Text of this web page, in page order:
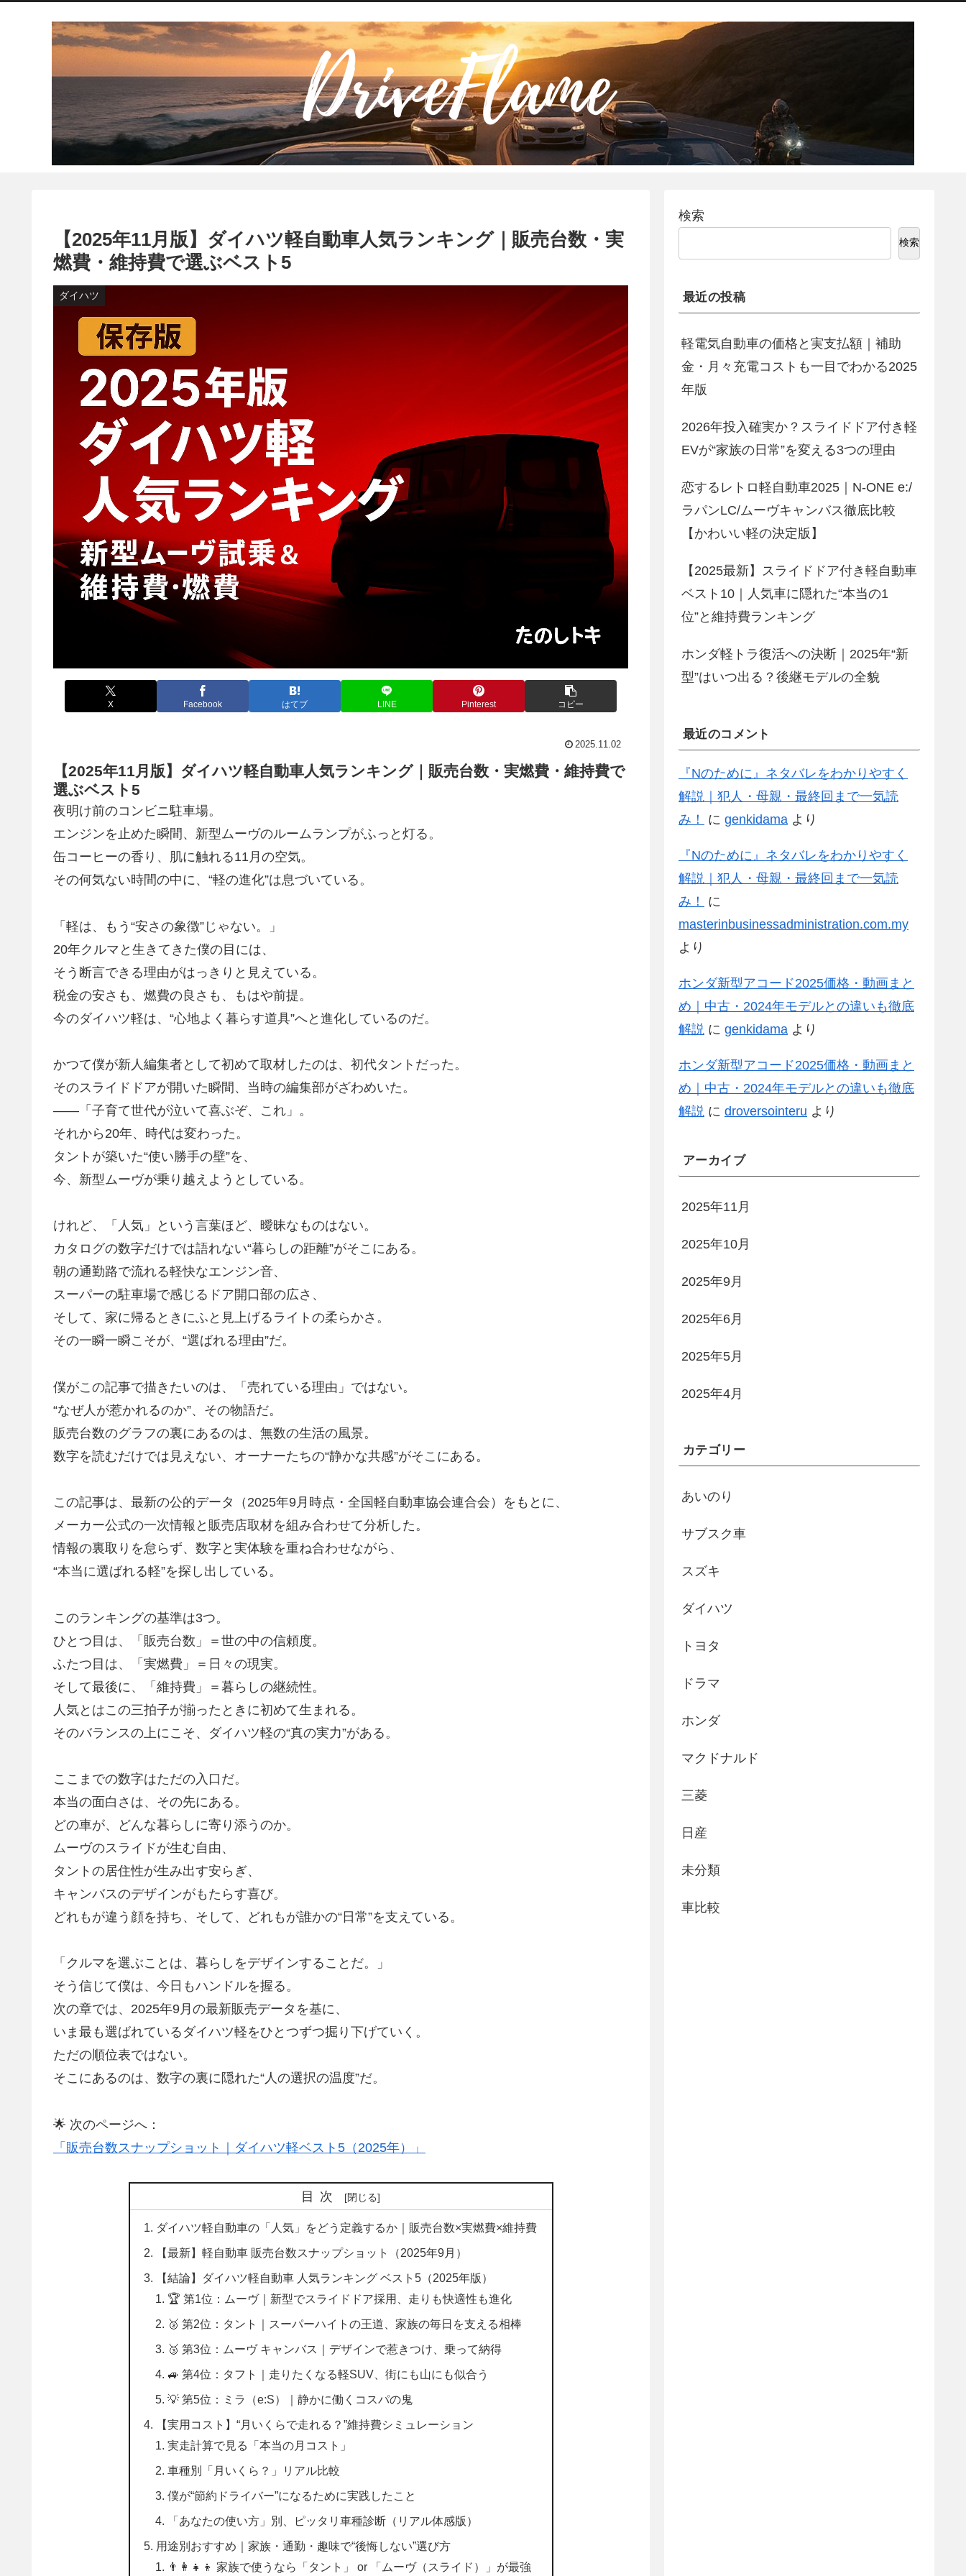
【2025年11月版】ダイハツ軽自動車人気ランキング｜販売台数・実
燃費・維持費で選ぶベスト5
ダイハツ
X Facebook はてブ LINE Pinterest コピー
2025.11.02
【2025年11月版】ダイハツ軽自動車人気ランキング｜販売台数・実燃費・維持費で
選ぶベスト5
夜明け前のコンビニ駐車場。
エンジンを止めた瞬間、 新型ムーヴのルームランプがふっと灯る。
缶コーヒーの香り、肌に触れる11月の空気。
その何気ない時間の中に、 “軽の進化”は息づいている。
「軽は、もう“安さの象徴”じゃない。」
20年クルマと生きてきた僕の目には、
そう断言できる理由がはっきりと見えている。
税金の安さも、燃費の良さも、もはや前提。
今のダイハツ軽は、 “心地よく暮らす道具”へと進化しているのだ。
かつて僕が新人編集者として初めて取材したのは、初代タントだった。
そのスライドドアが開いた瞬間、当時の編集部がざわめいた。
——「子育て世代が泣いて喜ぶぞ、これ」。
それから20年、時代は変わった。
タントが築いた“使い勝手の壁”を、
今、 新型ムーヴが乗り越えようとしている。
けれど、「人気」という言葉ほど、曖昧なものはない。
カタログの数字だけでは語れない“暮らしの距離”がそこにある。
朝の通勤路で流れる軽快なエンジン音、
スーパーの駐車場で感じるドア開口部の広さ、
そして、家に帰るときにふと見上げるライトの柔らかさ。
その一瞬一瞬こそが、 “選ばれる理由”だ。
僕がこの記事で描きたいのは、「売れている理由」ではない。
“なぜ人が惹かれるのか”、その物語だ。
販売台数のグラフの裏にあるのは、無数の生活の風景。
数字を読むだけでは見えない、オーナーたちの“静かな共感”がそこにある。
この記事は、最新の公的データ（2025年9月時点・全国軽自動車協会連合会）をもとに、
メーカー公式の一次情報と販売店取材を組み合わせて分析した。
情報の裏取りを怠らず、数字と実体験を重ね合わせながら、
“本当に選ばれる軽”を探し出している。
このランキングの基準は3つ。
ひとつ目は、
「販売台数」＝世の中の信頼度。
ふたつ目は、
「実燃費」＝日々の現実。
そして最後に、
「維持費」＝暮らしの継続性。
人気とはこの三拍子が揃ったときに初めて生まれる。
そのバランスの上にこそ、ダイハツ軽の“真の実力”がある。
ここまでの数字はただの入口だ。
本当の面白さは、その先にある。
どの車が、どんな暮らしに寄り添うのか。
ムーヴのスライドが生む自由、
タントの居住性が生み出す安らぎ、
キャンバスのデザインがもたらす喜び。
どれもが違う顔を持ち、そして、
どれもが誰かの“日常”を支えている。
「クルマを選ぶことは、暮らしをデザインすることだ。」
そう信じて僕は、今日もハンドルを握る。
次の章では、 2025年9月の最新販売データ を基に、
いま最も選ばれているダイハツ軽をひとつずつ掘り下げていく。
ただの順位表ではない。
そこにあるのは、数字の裏に隠れた“人の選択の温度”だ。
🌟 次のページへ：
「販売台数スナップショット｜ダイハツ軽ベスト5（2025年）」
目次
ダイハツ軽自動車の「人気」をどう定義するか｜販売台数×実燃費×維持費
【最新】軽自動車 販売台数スナップショット（2025年9月）
【結論】ダイハツ軽自動車 人気ランキング ベスト5（2025年版）
🏆 第1位：ムーヴ｜新型でスライドドア採用、走りも快適性も進化
🥈 第2位：タント｜スーパーハイトの王道、家族の毎日を支える相棒
🥉 第3位：ムーヴ キャンバス｜デザインで惹きつけ、乗って納得
🚙 第4位：タフト｜走りたくなる軽SUV、街にも山にも似合う
💡 第5位：ミラ（e:S）｜静かに働くコスパの鬼
【実用コスト】“月いくらで走れる？”維持費シミュレーション
実走計算で見る「本当の月コスト」
車種別「月いくら？」リアル比較
僕が“節約ドライバー”になるために実践したこと
「あなたの使い方」別、ピッタリ車種診断（リアル体感版）
用途別おすすめ｜家族・通勤・趣味で“後悔しない”選び方
👨‍👩‍👧‍👦 家族で使うなら「タント」 or 「ムーヴ（スライド）」が最強
検索
検索
最近の投稿
軽電気自動車の価格と実支払額｜補助
金・月々充電コストも一目でわかる2025
年版
2026年投入確実か？スライドドア付き軽
EVが“家族の日常”を変える3つの理由
恋するレトロ軽自動車2025｜N-ONE e:/
ラパンLC/ムーヴキャンバス徹底比較
【かわいい軽の決定版】
【2025最新】スライドドア付き軽自動車
ベスト10｜人気車に隠れた“本当の1
位”と維持費ランキング
ホンダ軽トラ復活への決断｜2025年“新
型”はいつ出る？後継モデルの全貌
最近のコメント
『Nのために』ネタバレをわかりやすく
解説｜犯人・母親・最終回まで一気読
み！
に genkidama より
『Nのために』ネタバレをわかりやすく
解説｜犯人・母親・最終回まで一気読
み！
に
masterinbusinessadministration.com.my
より
ホンダ新型アコード2025価格・動画まと
め｜中古・2024年モデルとの違いも徹底
解説 に genkidama より
ホンダ新型アコード2025価格・動画まと
め｜中古・2024年モデルとの違いも徹底
解説 に droversointeru より
アーカイブ
2025年11月
2025年10月
2025年9月
2025年6月
2025年5月
2025年4月
カテゴリー
あいのり
サブスク車
スズキ
ダイハツ
トヨタ
ドラマ
ホンダ
マクドナルド
三菱
日産
未分類
車比較